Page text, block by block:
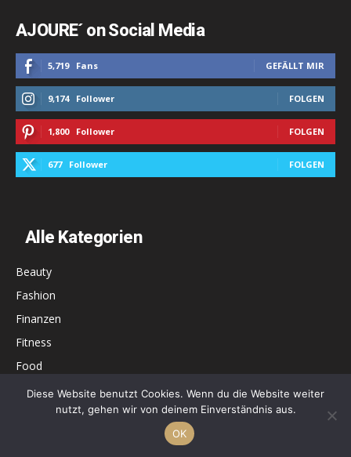
AJOURE´ on Social Media
5,719 Fans GEFÄLLT MIR
9,174 Follower FOLGEN
1,800 Follower FOLGEN
677 Follower FOLGEN
Alle Kategorien
Beauty
Fashion
Finanzen
Fitness
Food
Gewinnspiele
Diese Website benutzt Cookies. Wenn du die Website weiter
nutzt, gehen wir von deinem Einverständnis aus.
OK